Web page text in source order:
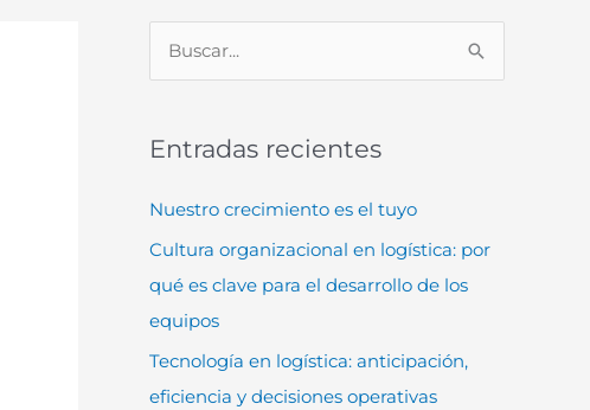
c
a
Entradas recientes
Nuestro crecimiento es el tuyo
Cultura organizacional en logística: por
qué es clave para el desarrollo de los
equipos
Tecnología en logística: anticipación,
eficiencia y decisiones operativas